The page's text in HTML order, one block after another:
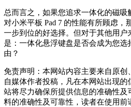
总而言之，如果您追求一体化的磁
对小米平板 Pad 7 的性能有所顾虑，
一步到位的好选择。但对于其他用户
是：一体化悬浮键盘是否会成为您选
由？
免责声明：本网站内容主要来自原
自媒体作者投稿，凡在本网站出现的
站将尽力确保所提供信息的准确性及
料的准确性及可靠性，读者在使用前